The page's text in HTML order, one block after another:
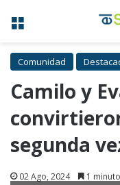
Menú
Comunidad
Camilo y
segunda
02 Ago, 2024 1